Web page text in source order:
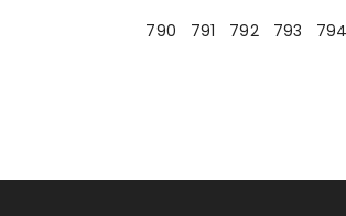
790
791 792 793 794